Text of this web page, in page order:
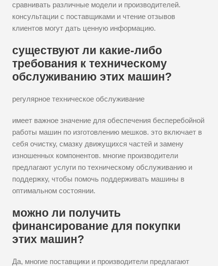
сравнивать различные модели и производителей.
консультации с поставщиками и чтение отзывов
клиентов могут дать ценную информацию.
существуют ли какие-либо
требования к техническому
обслуживанию этих машин?
регулярное техническое обслуживание
имеет важное значение для обеспечения бесперебойной
работы машин по изготовлению мешков. это включает в
себя очистку, смазку движущихся частей и замену
изношенных компонентов. многие производители
предлагают услуги по техническому обслуживанию и
поддержку, чтобы помочь поддерживать машины в
оптимальном состоянии.
можно ли получить
финансирование для покупки
этих машин?
Да, многие поставщики и производители предлагают